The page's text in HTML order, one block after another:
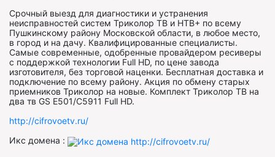
Срочный выезд для диагностики и устранения
неисправностей систем Триколор ТВ и НТВ+ по всему
Пушкинскому району Московской области, в любое место,
в город и на дачу. Квалифицированные специалисты.
Самые современные, одобренные провайдером ресиверы
с поддержкой технологии Full HD, по цене завода
изготовителя, без торговой наценки. Бесплатная доставка и
подключение по всему району. Акция по обмену старых
приемников Триколор на новые. Комплект Триколор ТВ на
два тв GS E501/C5911 Full HD.
http://cifrovoetv.ru/
Икс домена :